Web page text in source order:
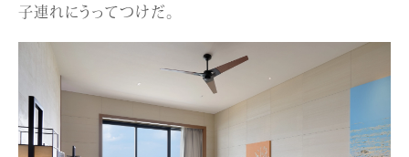
子連れにうってつけだ。